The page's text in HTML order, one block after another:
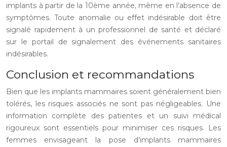
implants à partir de la 10ème année, même en l’absence de
symptômes. Toute anomalie ou effet indésirable doit être
signalé rapidement à un professionnel de santé et déclaré
sur le portail de signalement des événements sanitaires
indésirables.
Conclusion et recommandations
Bien que les implants mammaires soient généralement bien
tolérés, les risques associés ne sont pas négligeables. Une
information complète des patientes et un suivi médical
rigoureux sont essentiels pour minimiser ces risques. Les
femmes envisageant la pose d’implants mammaires